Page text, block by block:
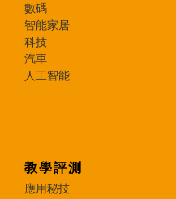
數碼
智能家居
科技
汽車
人工智能
教學評測
應用秘技